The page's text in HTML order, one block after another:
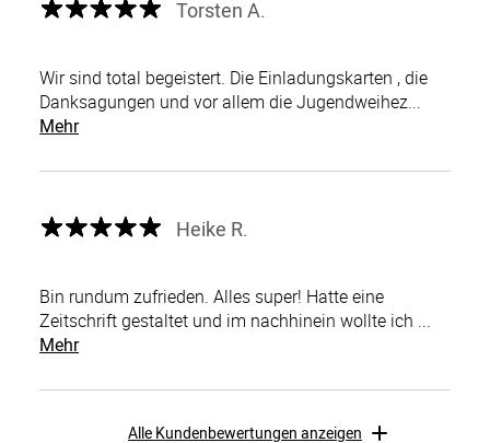
Torsten A.
Wir sind total begeistert. Die Einladungskarten , die
Danksagungen und vor allem die Jugendweihez...
Mehr
Heike R.
Bin rundum zufrieden. Alles super! Hatte eine
Zeitschrift gestaltet und im nachhinein wollte ich ...
Mehr
Alle Kundenbewertungen anzeigen